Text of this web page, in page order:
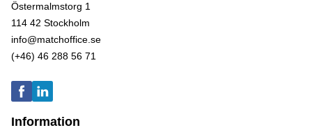
Östermalmstorg 1
114 42 Stockholm
info@matchoffice.se
(+46) 46 288 56 71
Information